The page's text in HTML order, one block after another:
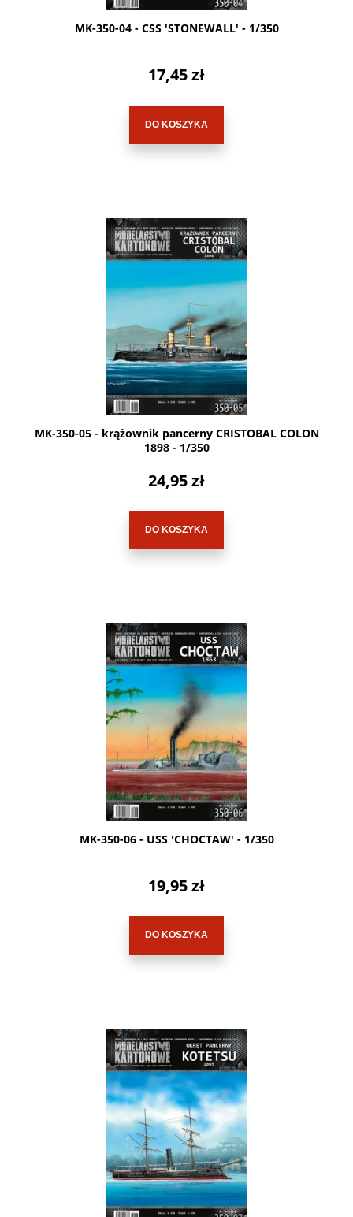
MK-350-04 - CSS 'STONEWALL' - 1/350
17,45 zł
DO KOSZYKA
MK-350-05 - krążownik pancerny CRISTOBAL COLON
1898 - 1/350
24,95 zł
DO KOSZYKA
MK-350-06 - USS 'CHOCTAW' - 1/350
19,95 zł
DO KOSZYKA